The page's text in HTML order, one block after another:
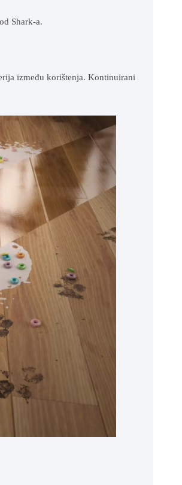
Shark-a.
između korištenja. Kontinuirani